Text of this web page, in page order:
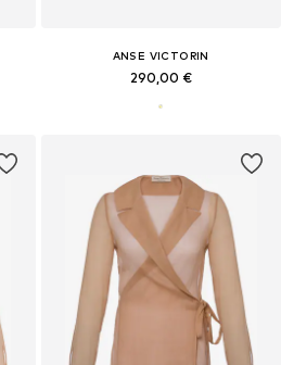
ANSE VICTORIN
290,00 €